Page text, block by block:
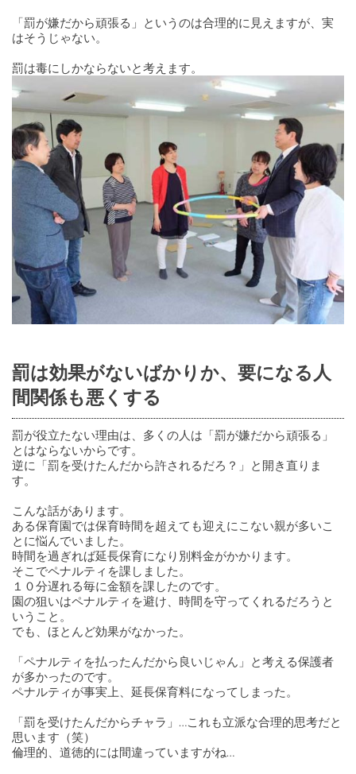
「罰が嫌だから頑張る」というのは合理的に見えますが、実
はそうじゃない。
罰は毒にしかならないと考えます。
罰は効果がないばかりか、要になる人
間関係も悪くする
罰が役立たない理由は、多くの人は「罰が嫌だから頑張る」
とはならないからです。
逆に「罰を受けたんだから許されるだろ？」と開き直りま
す。
こんな話があります。
ある保育園では保育時間を超えても迎えにこない親が多いこ
とに悩んでいました。
時間を過ぎれば延長保育になり別料金がかかります。
そこでペナルティを課しました。
１０分遅れる毎に金額を課したのです。
園の狙いはペナルティを避け、時間を守ってくれるだろうと
いうこと。
でも、ほとんど効果がなかった。
「ペナルティを払ったんだから良いじゃん」と考える保護者
が多かったのです。
ペナルティが事実上、延長保育料になってしまった。
「罰を受けたんだからチャラ」…これも立派な合理的思考だと
思います（笑）
倫理的、道徳的には間違っていますがね…